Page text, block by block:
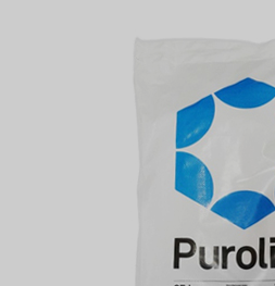
美國 EMERSON